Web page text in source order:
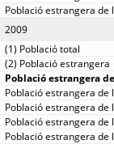
2009